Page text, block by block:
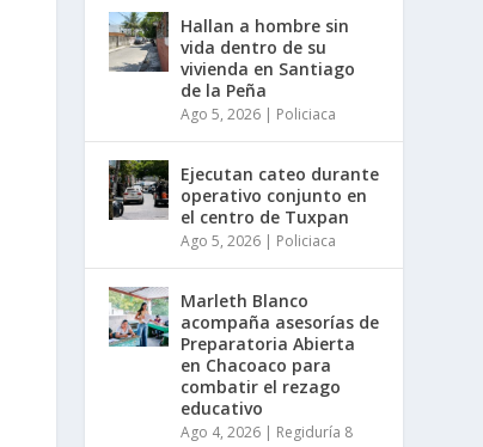
Hallan a hombre sin
vida dentro de su
vivienda en Santiago
de la Peña
Ago 5, 2026| Policiaca
Ejecutan cateo durante
operativo conjunto en
el centro de Tuxpan
Ago 5, 2026| Policiaca
Marleth Blanco
acompaña asesorías de
Preparatoria Abierta
en Chacoaco para
combatir el rezago
educativo
Ago 4, 2026| Regiduría 8